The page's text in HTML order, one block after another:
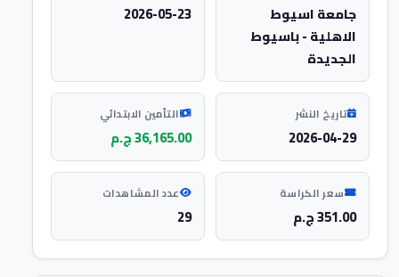
جامعة اسيوط
الاهلية - باسيوط
الجديدة
2026-05-23
تاريخ النشر
2026-04-29
التأمين الابتدائي
36,165.00 ج.م
سعر الكراسة
351.00 ج.م
عدد المشاهدات
29